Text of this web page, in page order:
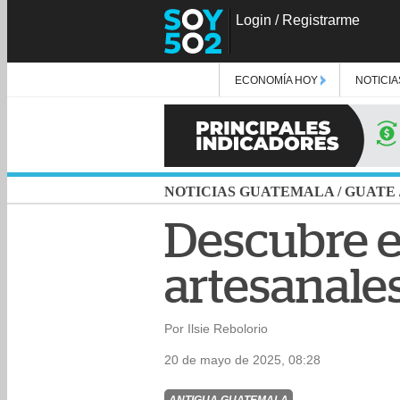
Login / Registrarme
ECONOMÍA HOY
NOTICIAS GUATEMALA /GUATE
Descubre
Por Ilsie Rebolorio
20 de mayo de 2025, 08:28